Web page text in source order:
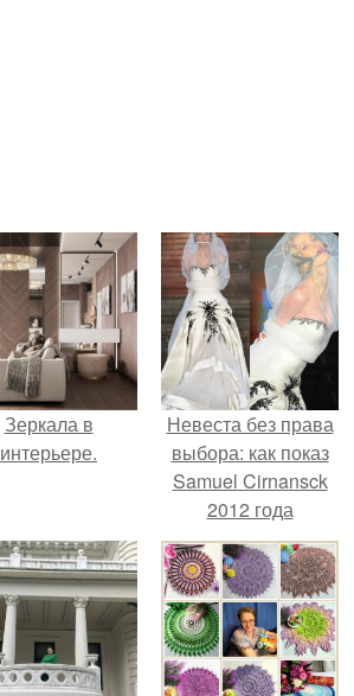
Зеркала в
интерьере.
Невеста без права
выбора: как показ
Samuel Cirnansck
2012 года
превратил подиум
в манифест против
принуждения.